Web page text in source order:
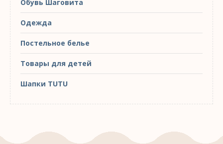
Обувь Шаговита
Одежда
Постельное белье
Товары для детей
Шапки TUTU